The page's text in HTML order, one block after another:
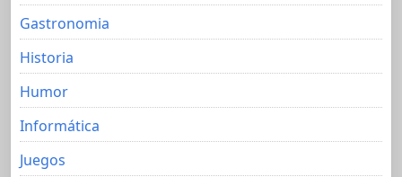
Gastronomia
Historia
Humor
Informática
Juegos